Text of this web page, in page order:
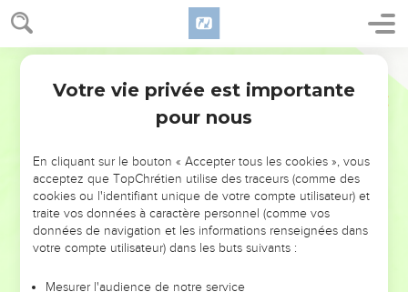
NE MANQUEZ PAS L’ÉVÉNEMENT
DE L’ANNÉE !
ET SI LEURS ERREURS POUVAIENT VOUS ÉVITER LES
VOTRES ?
leur foi ou leur vision. Mais on voit moins les doutes, les erreurs
Votre vie privée est importante
pour nous
En cliquant sur le bouton « Accepter tous les cookies », vous
acceptez que TopChrétien utilise des traceurs (comme des
cookies ou l'identifiant unique de votre compte utilisateur) et
traite vos données à caractère personnel (comme vos
données de navigation et les informations renseignées dans
votre compte utilisateur) dans les buts suivants :
Mesurer l'audience de notre service